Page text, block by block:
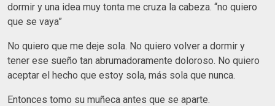
dormir y una idea muy tonta me cruza la cabeza. “no quiero
que se vaya”
No quiero que me deje sola. No quiero volver a dormir y
tener ese sueño tan abrumadoramente doloroso. No quiero
aceptar el hecho que estoy sola, más sola que nunca.
Entonces tomo su muñeca antes que se aparte.